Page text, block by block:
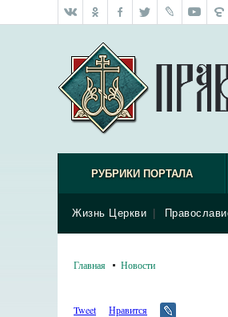
РУБРИКИ ПОРТАЛА
Жизнь Церкви
Главная Новости
Tweet Нравится